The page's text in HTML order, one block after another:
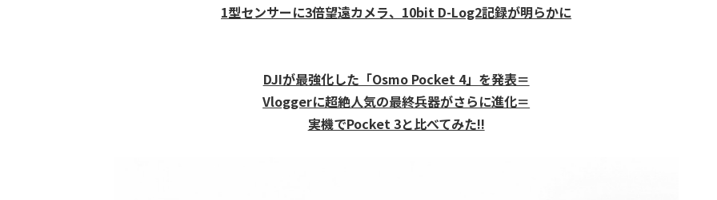
1型センサーに3倍望遠カメラ、10bit D-Log2記録が明らかに
DJIが最強化した「Osmo Pocket 4」を発表＝
Vloggerに超絶人気の最終兵器がさらに進化＝
実機でPocket 3と比べてみた!!